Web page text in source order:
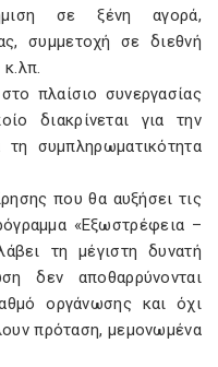
σε ξένη αγορά,
συμμετοχή σε διεθνή
πλαίσιο συνεργασίας
διακρίνεται για την
τη συμπληρωματικότητα
που θα αυξήσει τις
«Εξωστρέφεια –
τη μέγιστη δυνατή
δεν αποθαρρύνονται
οργάνωσης και όχι
πρόταση, μεμονωμένα